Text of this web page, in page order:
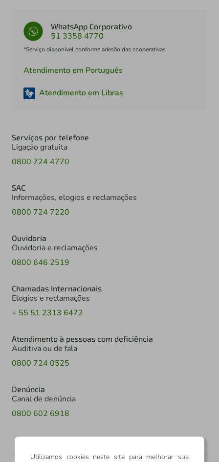
WhatsApp Corporativo
51 3358 4770
*Serviço disponível conforme adesão das cooperativas
Atendimento em Português
Atendimento em Libras
Serviços por telefone
Ligação gratuita
0800 724 4770
SAC
Informações, elogios e reclamações
0800 724 7220
Ouvidoria
Ouvidoria e reclamações
0800 646 2519
Chamadas Internacionais
Elogios e reclamações
+ 55 51 2313 6472
Atendimento à pessoas com deficiência
Auditiva ou de fala
0800 724 0525
Denúncia
Canal de denúncia
0800 602 6918
Utilizamos cookies neste site para melhorar sua